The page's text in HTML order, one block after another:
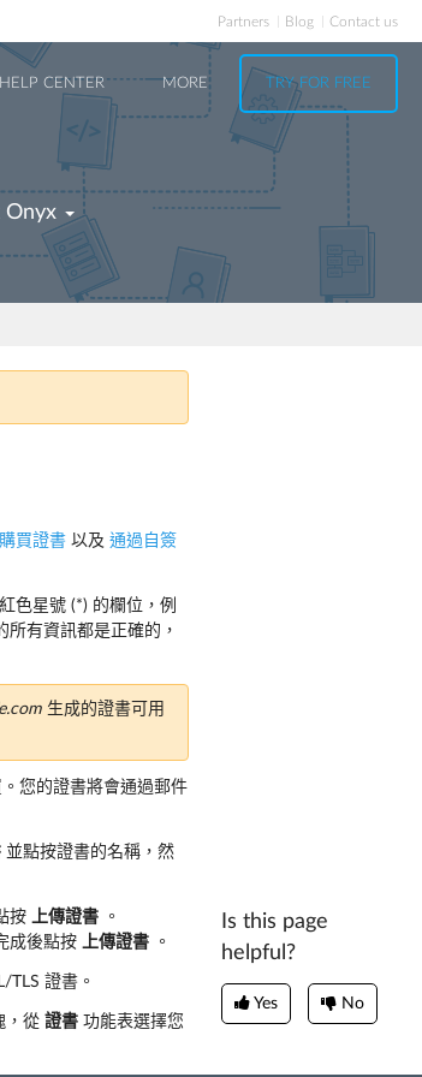
Partners Blog Contact us
HELP CENTER MORE TRY FOR FREE
Onyx
買證書 以及 通過自簽
色星號 (*) 的欄位，例
有資訊都是正確的，
生成的證書可用
您的證書將會通過郵件
並點按證書的名稱，然
按 上傳證書 。
成後點按 上傳證書 。
TLS 證書。
，從 證書 功能表選擇您
Is this page
helpful?
Yes No